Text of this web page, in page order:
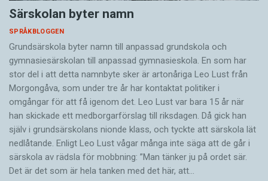
Särskolan byter namn
SPRÅKBLOGGEN
Grundsärskola byter namn till anpassad grundskola och
gymnasiesärskolan till anpassad gymnasieskola. En som har
stor del i att detta namnbyte sker är artonåriga Leo Lust från
Morgongåva, som under tre år har kontaktat politiker i
omgångar för att få igenom det. Leo Lust var bara 15 år när
han skickade ett medborgarförslag till riksdagen. Då gick han
själv i grundsärskolans nionde klass, och tyckte att särskola lät
nedlåtande. Enligt Leo Lust vågar många inte säga att de går i
särskola av rädsla för mobbning: ”Man tänker ju på ordet sär.
Det är det som är hela tanken med det här, att…